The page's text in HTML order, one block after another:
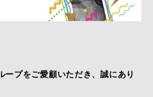
ープをご愛顧いただき、誠にあり